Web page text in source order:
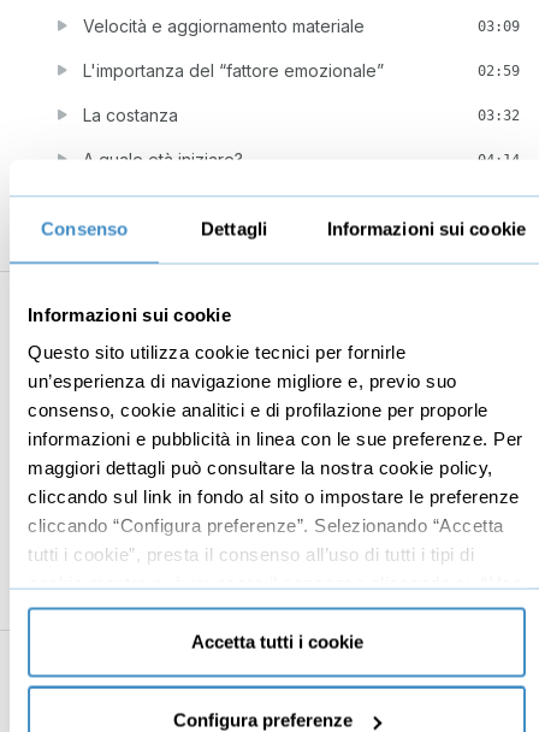
Consenso Dettagli Informazioni sui cookie
Informazioni sui cookie
Questo sito utilizza cookie tecnici per fornirle
un’esperienza di navigazione migliore e, previo suo
consenso, cookie analitici e di profilazione per proporle
informazioni e pubblicità in linea con le sue preferenze. Per
maggiori dettagli può consultare la nostra cookie policy,
cliccando sul link in fondo al sito o impostare le preferenze
cliccando “Configura preferenze”. Selezionando “Accetta
tutti i cookie”, presta il consenso all’uso di tutti i tipi di
cookie mentre può revocare il consenso cliccando su “Usa
solo cookie necessari” e saranno attivati i soli cookie
tecnici necessari al corretto funzionamento del sito.
Accetta tutti i cookie
Configura preferenze
Velocità e aggiornamento materiale 03:09
L'importanza del “fattore emozionale” 02:59
La costanza 03:32
A quale età iniziare? 04:14
Ultimi dettagli
solo l'inizio!
Come faccio a sapere se sta imparando?
Qualche gioco di esempio 05:07
Come motivare il bambino
Perchè questo gioco funziona e...e poi? 04:06
Le ultime cose da dire